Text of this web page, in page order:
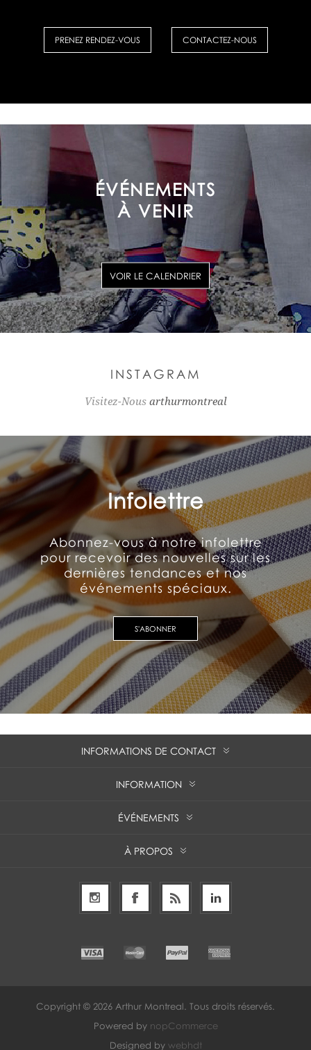
PRENEZ RENDEZ-VOUS CONTACTEZ-NOUS
ÉVÉNEMENTS
À VENIR
VOIR LE CALENDRIER
INSTAGRAM
Visitez-Nous arthurmontreal
Infolettre
Abonnez-vous à notre infolettre
pour recevoir des nouvelles sur les
dernières tendances et nos
événements spéciaux.
S'ABONNER
INFORMATIONS DE CONTACT
INFORMATION
ÉVÉNEMENTS
À PROPOS
Copyright © 2026 Arthur Montreal. Tous droits réservés.
Powered by nopCommerce
Designed by webhdt